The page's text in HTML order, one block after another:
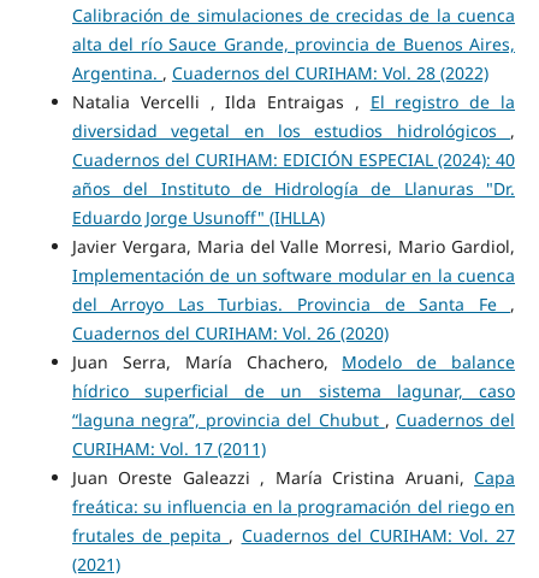
Calibración de simulaciones de crecidas de la cuenca
alta del río Sauce Grande, provincia de Buenos Aires,
Argentina. , Cuadernos del CURIHAM: Vol. 28 (2022)
Natalia Vercelli , Ilda Entraigas , El registro de la
diversidad vegetal en los estudios hidrológicos ,
Cuadernos del CURIHAM: EDICIÓN ESPECIAL (2024): 40
años del Instituto de Hidrología de Llanuras "Dr.
Eduardo Jorge Usunoff" (IHLLA)
Javier Vergara, Maria del Valle Morresi, Mario Gardiol,
Implementación de un software modular en la cuenca
del Arroyo Las Turbias. Provincia de Santa Fe ,
Cuadernos del CURIHAM: Vol. 26 (2020)
Juan Serra, María Chachero, Modelo de balance
hídrico superficial de un sistema lagunar, caso
“laguna negra”, provincia del Chubut , Cuadernos del
CURIHAM: Vol. 17 (2011)
Juan Oreste Galeazzi , María Cristina Aruani,Capa
freática: su influencia en la programación del riego en
frutales de pepita , Cuadernos del CURIHAM: Vol. 27
(2021)